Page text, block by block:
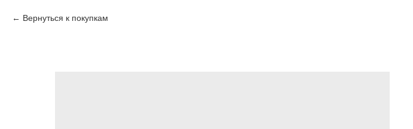
Вернуться к покупкам